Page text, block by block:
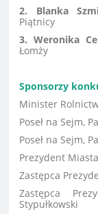
2.
Blanka
Piątnicy
3. Weronika
Łomży
Sponsorzy
Minister
Poseł na Sejm,
Poseł na Sejm,
Prezydent
Zastępca
Zastępca
Stypułkowski